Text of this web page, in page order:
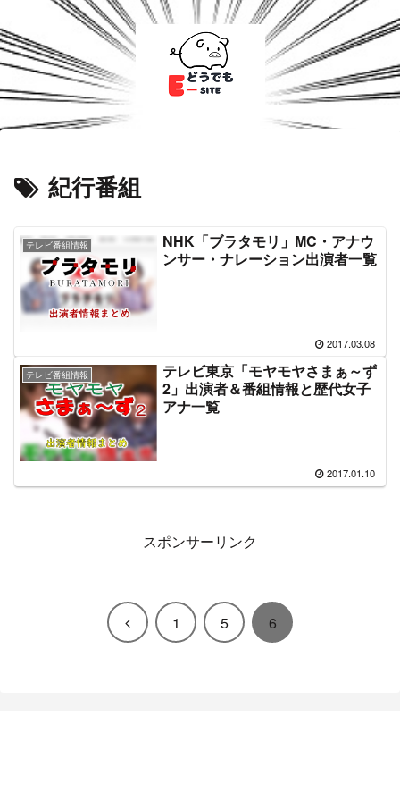
紀行番組
テレビ番組情報
NHK「ブラタモリ」MC・アナウ
ンサー・ナレーション出演者一覧
2017.03.08
テレビ番組情報
テレビ東京「モヤモヤさまぁ～ず
2」出演者＆番組情報と歴代女子
アナ一覧
2017.01.10
スポンサーリンク
前
1 5 6